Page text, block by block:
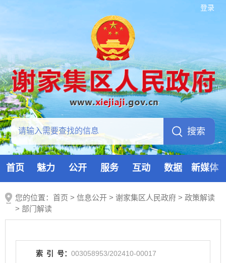
登录
首页 魅力 公开 服务 互动 数据 新媒体
您的位置： 首页 > 信息公开 > 谢家集区人民政府 > 政策解读
> 部门解读
索 引 号： 003058953/202410-00017